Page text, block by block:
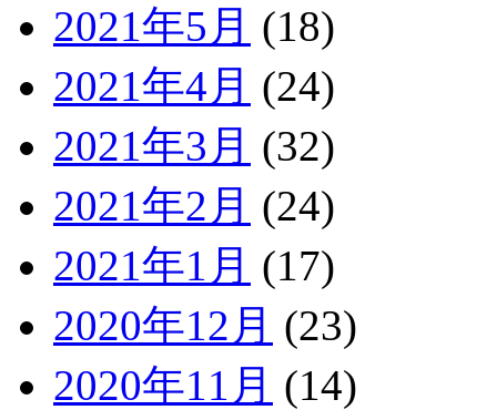
2021年5月 (18)
2021年4月 (24)
2021年3月 (32)
2021年2月 (24)
2021年1月 (17)
2020年12月 (23)
2020年11月 (14)